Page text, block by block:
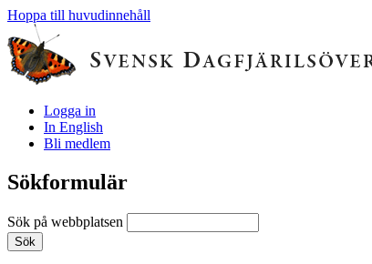
Hoppa till huvudinnehåll
Logga in
In English
Bli medlem
Sökformulär
Sök på webbplatsen